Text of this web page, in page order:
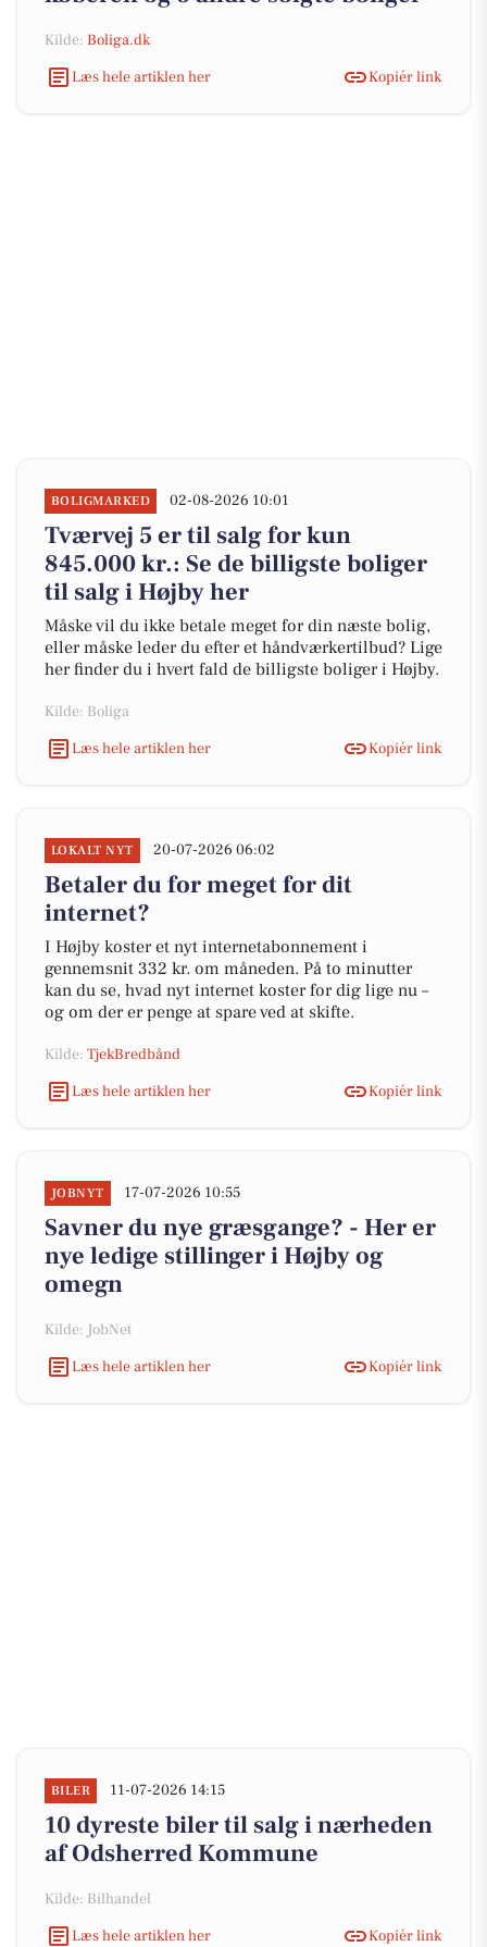
Kilde: Boliga.dk
Læs hele artiklen her
Kopiér link
BOLIGMARKED 02-08-2026 10:01
Tværvej 5 er til salg for kun
845.000 kr.: Se de billigste boliger
til salg i Højby her
Måske vil du ikke betale meget for din næste bolig,
eller måske leder du efter et håndværkertilbud? Lige
her finder du i hvert fald de billigste boliger i Højby.
Kilde: Boliga
Læs hele artiklen her
Kopiér link
LOKALT NYT 20-07-2026 06:02
Betaler du for meget for dit
internet?
I Højby koster et nyt internetabonnement i
gennemsnit 332 kr. om måneden. På to minutter
kan du se, hvad nyt internet koster for dig lige nu –
og om der er penge at spare ved at skifte.
Kilde: TjekBredbånd
Læs hele artiklen her
Kopiér link
JOBNYT 17-07-2026 10:55
Savner du nye græsgange? - Her er
nye ledige stillinger i Højby og
omegn
Kilde: JobNet
Læs hele artiklen her
Kopiér link
BILER 11-07-2026 14:15
10 dyreste biler til salg i nærheden
af Odsherred Kommune
Kilde: Bilhandel
Læs hele artiklen her
Kopiér link